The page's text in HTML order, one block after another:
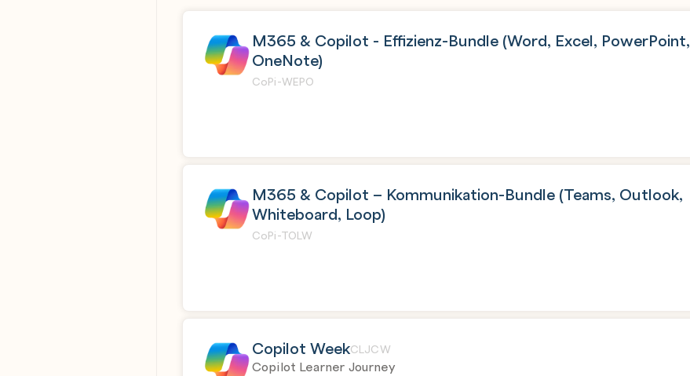
M365 & Copilot - Effizienz-Bundle (Word, Excel, PowerPoint,
OneNote)
CoPi-WEPO
M365 & Copilot – Kommunikation-Bundle (Teams, Outlook,
Whiteboard, Loop)
CoPi-TOLW
Copilot WeekCLJCW
Copilot Learner Journey